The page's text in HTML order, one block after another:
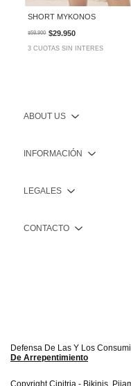
SHORT MYKONOS
$59.900 $29.950
3 CUOTAS SIN INTERES
ABOUT US
INFORMACIÓN
LEGALES
CONTACTO
Defensa De Las Y Los
De Arrepentimiento
Copyright Cipitria - Bikinis,